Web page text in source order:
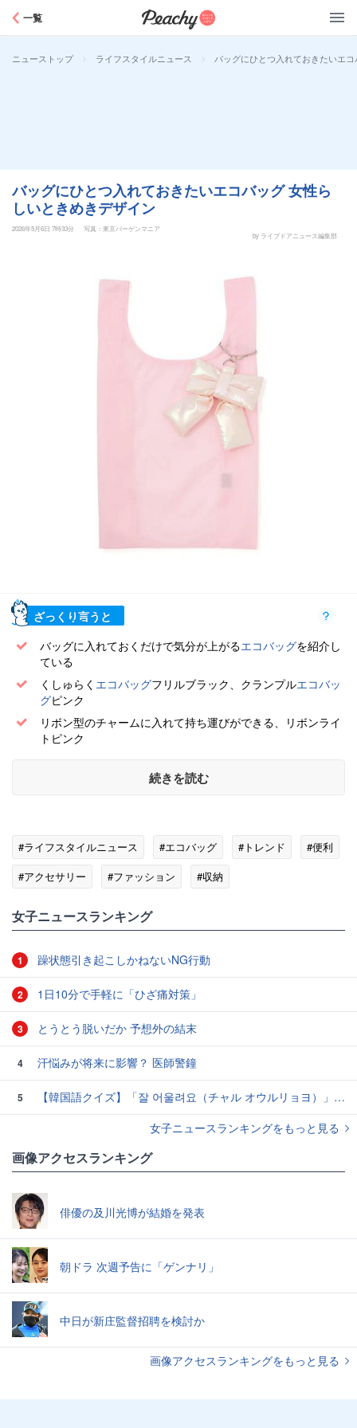
一覧
ニューストップ > ライフスタイルニュース > バッグにひとつ入れておきたいエ
バッグにひとつ入れておきたいエコバッグ 女性ら
しいときめきデザイン
2026年5月6日 7時33分
写真：東京バーゲンマニア
by ライブドアニュース編集部
ざっくり言うと
バッグに入れておくだけで気分が上がるエコバッグを紹介し
ている
くしゅらく エコバッグフリルブラック、クランプルエコバッ
グピンク
リボン型のチャームに入れて持ち運びができる、リボンライ
トピンク
続きを読む
#ライフスタイルニュース #エコバッグ #トレンド
#便利
#アクセサリー
#ファッション #収納
女子ニュースランキング
1 躁状態引き起こしかねないNG行動
2 1日10分で手軽に「ひざ痛対策」
3 とうとう脱いだか 予想外の結末
4 汗悩みが将来に影響？ 医師警鐘
5
【韓国語クイズ】「잘 어울려요（チャル オウルリョヨ）」の意味は？褒め言葉です♡
女子ニュースランキングをもっと見る
画像アクセスランキング
俳優の及川光博が結婚を発表
朝ドラ 次週予告に「ゲンナリ」
中日が新庄監督招聘を検討か
画像アクセスランキングをもっと見る